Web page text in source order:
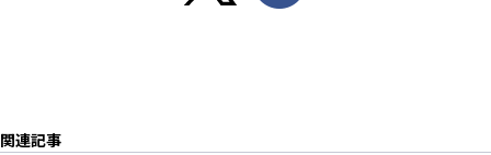
関連記事